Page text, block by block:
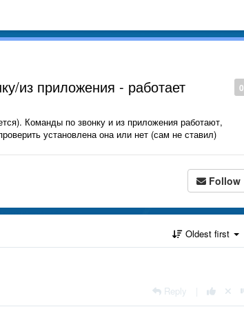
0
из приложения - работает
Команды по звонку и из приложения работают,
установлена она или нет (сам не ставил)
Follow
Oldest first
Reply